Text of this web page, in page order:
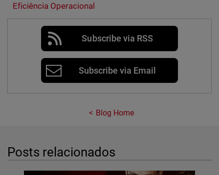
Eficiência Operacional
Subscribe via RSS
Subscribe via Email
Blog Home
Posts relacionados